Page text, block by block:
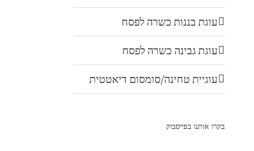
עוגת בננות כשרה לפסח
עוגת גבינה כשרה לפסח
עוגיית טחינה/סומסום דיאטטית
בקרו אותנו בפייסבוק